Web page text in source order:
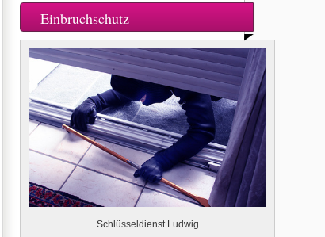
Einbruchschutz
Schlüsseldienst Ludwig